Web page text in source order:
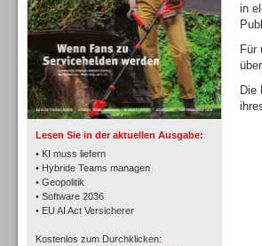
Lesen Sie in der aktuellen Ausgabe:
• KI muss liefern
• Hybride Teams managen
• Geopolitik
• Software 2036
• EU AI Act Versicherer
Kostenlos zum Durchklicken:
TK- und ACD-Systeme
Workforce-Management
in
Für
Die